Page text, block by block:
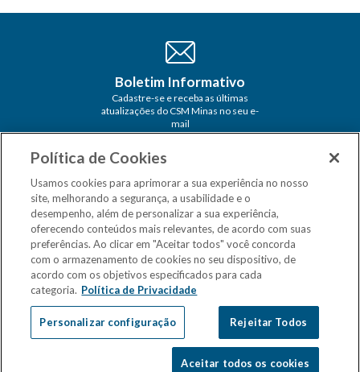
Boletim Informativo
Cadastre-se e receba as últimas
atualizações do CSM Minas no seu e-
mail
Política de Cookies
Usamos cookies para aprimorar a sua experiência no nosso
site, melhorando a segurança, a usabilidade e o
desempenho, além de personalizar a sua experiência,
oferecendo conteúdos mais relevantes, de acordo com suas
preferências. Ao clicar em "Aceitar todos" você concorda
com o armazenamento de cookies no seu dispositivo, de
acordo com os objetivos especificados para cada
categoria. Política de Privacidade
Personalizar configuração Rejeitar Todos
Aceitar todos os cookies